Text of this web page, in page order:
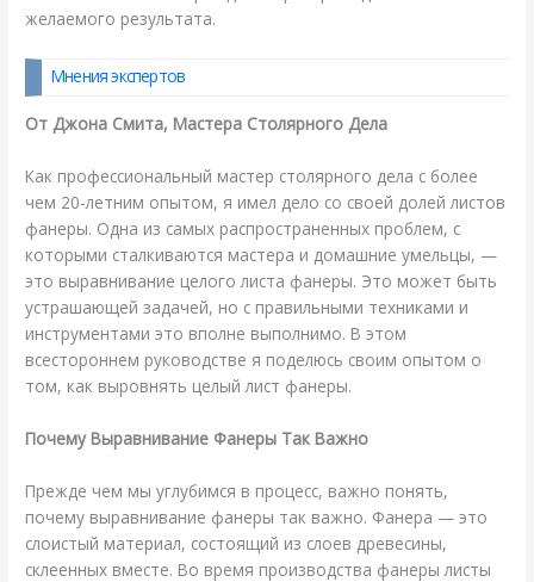
желаемого результата.
Мнения экспертов
От Джона Смита, Мастера Столярного Дела
Как профессиональный мастер столярного дела с более
чем 20-летним опытом, я имел дело со своей долей листов
фанеры. Одна из самых распространенных проблем, с
которыми сталкиваются мастера и домашние умельцы, —
это выравнивание целого листа фанеры. Это может быть
устрашающей задачей, но с правильными техниками и
инструментами это вполне выполнимо. В этом
всестороннем руководстве я поделюсь своим опытом о
том, как выровнять целый лист фанеры.
Почему Выравнивание Фанеры Так Важно
Прежде чем мы углубимся в процесс, важно понять,
почему выравнивание фанеры так важно. Фанера — это
слоистый материал, состоящий из слоев древесины,
склеенных вместе. Во время производства фанеры листы